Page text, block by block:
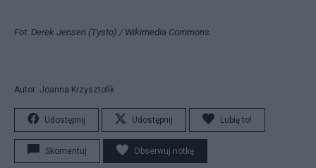
Fot: Derek Jensen (Tysto) / Wikimedia Commons.
Autor: Joanna Krzysztofik
Udostępnij Udostępnij Lubię to!
Skomentuj Obserwuj notkę